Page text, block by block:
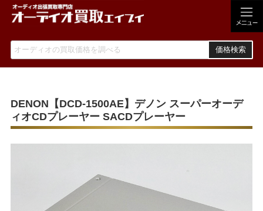
価格検索
DENON【DCD-1500AE】デノン スーパーオーデ
ィオCDプレーヤー SACDプレーヤー